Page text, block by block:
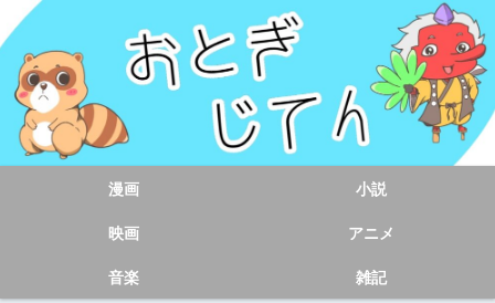
漫画
小説
映画
アニメ
音楽
雑記